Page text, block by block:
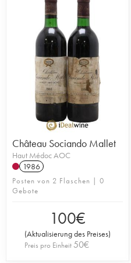
Château Sociando Mallet
Haut Médoc AOC
1986
Posten von 2 Flaschen | 0
Gebote
100€
(Aktualisierung des Preises)
Preis pro Einheit 50€